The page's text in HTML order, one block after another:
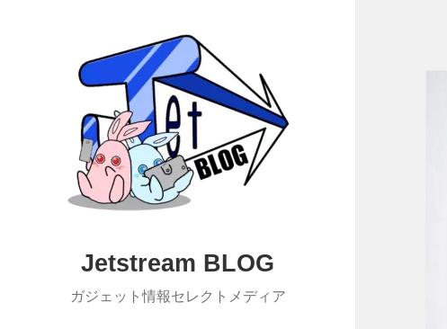
Jetstream BLOG
ガジェット情報セレクトメディア